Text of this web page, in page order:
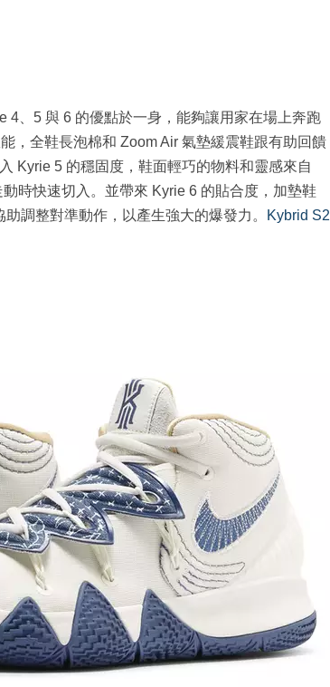
4、5 與 6 的優點於一身，能夠讓用家在場上奔跑
，全鞋長泡棉和 Zoom Air 氣墊緩震鞋跟有助回饋
Kyrie 5 的穩固度，鞋面輕巧的物料和靈感來自
時快速切入。並帶來 Kyrie 6 的貼合度，加墊鞋
調整對準動作，以產生強大的爆發力。
Kybrid S2